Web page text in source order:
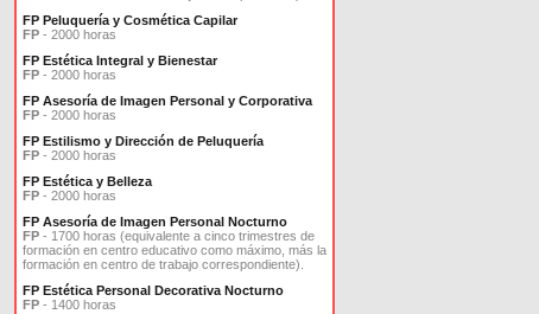
FP Peluquería y Cosmética Capilar
FP - 2000 horas
FP Estética Integral y Bienestar
FP - 2000 horas
FP Asesoría de Imagen Personal y Corporativa
FP - 2000 horas
FP Estilismo y Dirección de Peluquería
FP - 2000 horas
FP Estética y Belleza
FP - 2000 horas
FP Asesoría de Imagen Personal Nocturno
FP - 1700 horas (equivalente a cinco trimestres de
formación en centro educativo como máximo, más la
formación en centro de trabajo correspondiente).
FP Estética Personal Decorativa Nocturno
FP - 1400 horas